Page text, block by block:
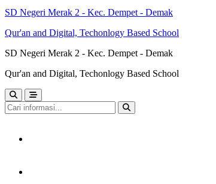
SD Negeri Merak 2 - Kec. Dempet - Demak
Qur'an and Digital, Techonlogy Based School
SD Negeri Merak 2 - Kec. Dempet - Demak
Qur'an and Digital, Techonlogy Based School